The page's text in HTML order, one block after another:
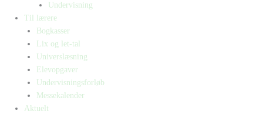
Undervisning
Til lærere
Bogkasser
Lix og let-tal
Universlæsning
Elevopgaver
Undervisningsforløb
Messekalender
Aktuelt